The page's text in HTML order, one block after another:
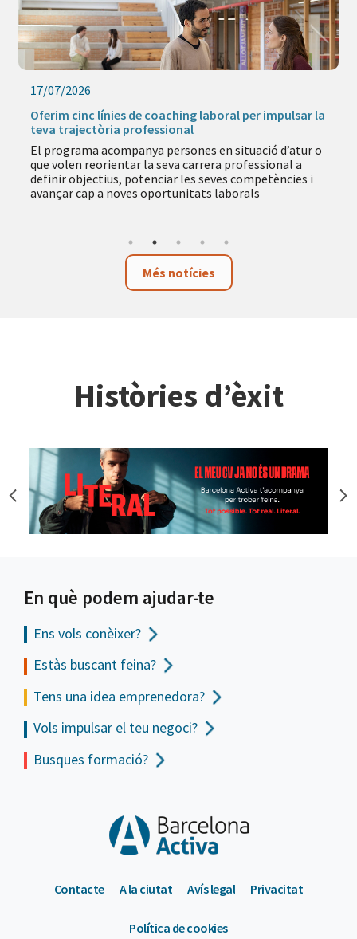
17/07/2026
Oferim cinc línies de coaching laboral per impulsar la
teva trajectòria professional
El programa acompanya persones en situació d’atur o
que volen reorientar la seva carrera professional a
definir objectius, potenciar les seves competències i
avançar cap a noves oportunitats laborals
Més notícies
Històries d’èxit
En què podem ajudar-te
Ens vols conèixer?
Estàs buscant feina?
Tens una idea emprenedora?
Vols impulsar el teu negoci?
Busques formació?
Contacte A la ciutat Avís legal Privacitat
Política de cookies